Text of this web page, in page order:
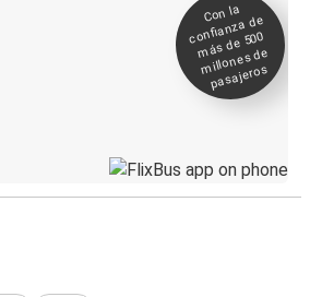
Con la
confianza de
más de 500
millones de
pasajeros